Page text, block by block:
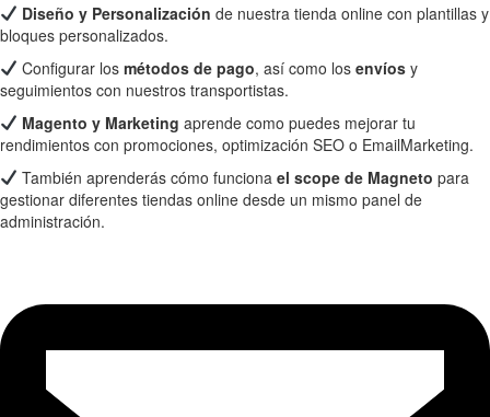
Diseño y Personalización de nuestra tienda online con plantillas y
bloques personalizados.
Configurar los métodos de pago, así como los envíos y
seguimientos con nuestros transportistas.
Magento y Marketing aprende como puedes mejorar tu
rendimientos con promociones, optimización SEO o EmailMarketing.
También aprenderás cómo funciona el scope de Magneto para
gestionar diferentes tiendas online desde un mismo panel de
administración.